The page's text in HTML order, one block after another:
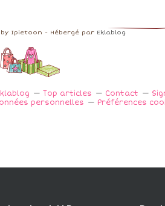
Ipietoon - Hébergé par Eklablog
Top articles Contact
personnelles Préférences